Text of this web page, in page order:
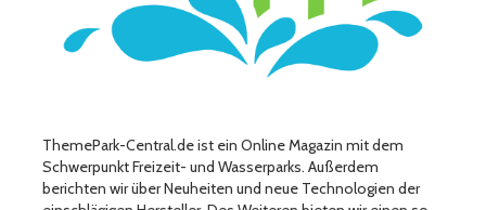
ThemePark-Central.de ist ein Online Magazin mit dem
Schwerpunkt Freizeit- und Wasserparks. Außerdem
berichten wir über Neuheiten und neue Technologien der